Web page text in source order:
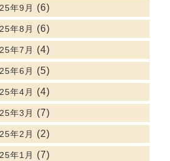
年9月 (6)
年8月 (6)
年7月 (4)
年6月 (5)
年4月 (4)
年3月 (7)
年2月 (2)
年1月 (7)